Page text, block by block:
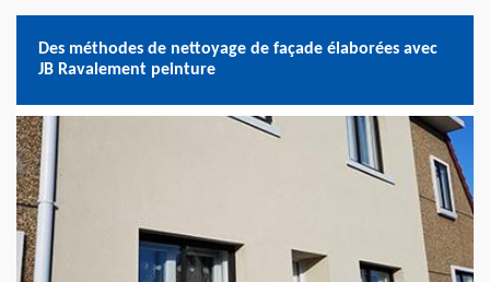
Des méthodes de nettoyage de façade élaborées avec
JB Ravalement peinture